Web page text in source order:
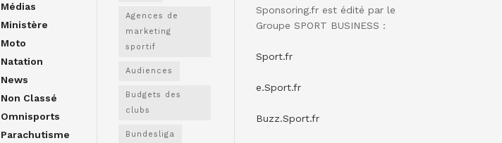
Médias
Ministère
Moto
Natation
News
Non Classé
Omnisports
Parachutisme
Agences de
marketing
sportif
Audiences
Budgets des
clubs
Bundesliga
Sponsoring.fr est édité par le
Groupe SPORT BUSINESS :
Sport.fr
e.Sport.fr
Buzz.Sport.fr